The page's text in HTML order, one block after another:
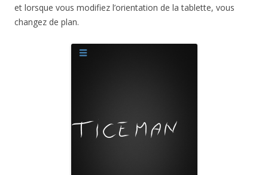
et lorsque vous modifiez l’orientation de la tablette, vous
changez de plan.